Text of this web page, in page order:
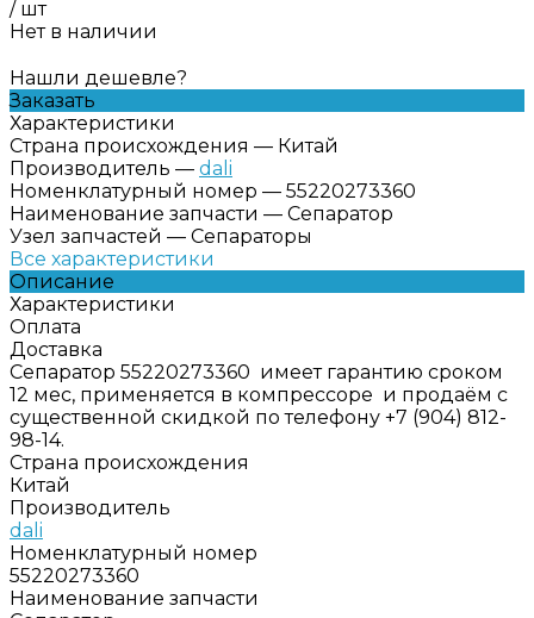
/ шт
Нет в наличии
Нашли дешевле?
Заказать
Характеристики
Страна происхождения — Китай
Производитель — dali
Номенклатурный номер — 55220273360
Наименование запчасти — Сепаратор
Узел запчастей — Сепараторы
Все характеристики
Описание
Характеристики
Оплата
Доставка
Сепаратор 55220273360 имеет гарантию сроком
12 мес, применяется в компрессоре и продаём с
существенной скидкой по телефону +7 (904) 812-
98-14.
Страна происхождения
Китай
Производитель
dali
Номенклатурный номер
55220273360
Наименование запчасти